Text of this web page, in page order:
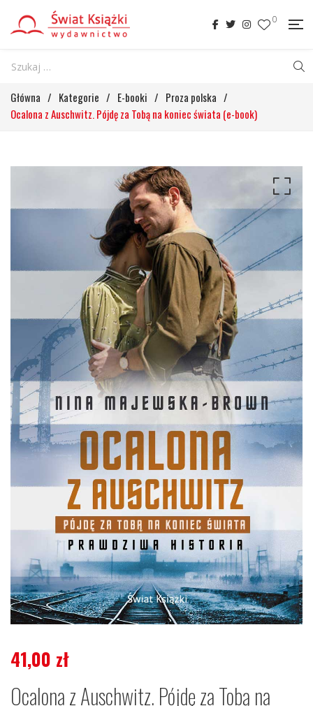
0
Główna / Kategorie / E-booki / Proza polska /
Ocalona z Auschwitz. Pójdę za Tobą na koniec świata (e-book)
41,00 zł
Ocalona z Auschwitz. Pójdę za Tobą na